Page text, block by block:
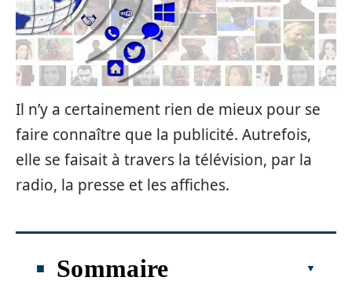
Il n’y a certainement rien de mieux pour se
faire connaître que la publicité. Autrefois,
elle se faisait à travers la télévision, par la
radio, la presse et les affiches.
Sommaire